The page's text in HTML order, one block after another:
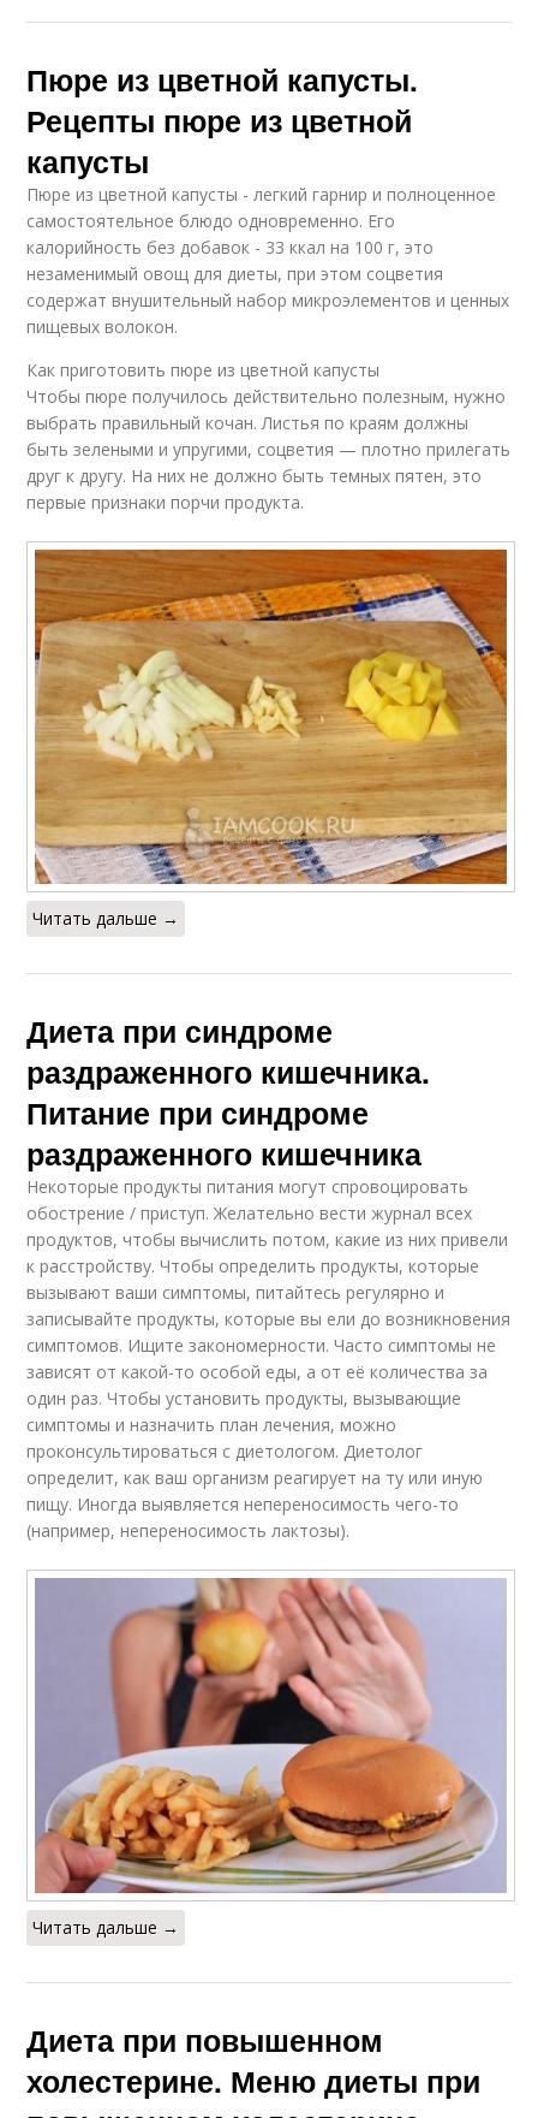
Пюре из цветной капусты.
Рецепты пюре из цветной
капусты
Пюре из цветной капусты - легкий гарнир и полноценное
самостоятельное блюдо одновременно. Его
калорийность без добавок - 33 ккал на 100 г, это
незаменимый овощ для диеты, при этом соцветия
содержат внушительный набор микроэлементов и ценных
пищевых волокон.
Как приготовить пюре из цветной капусты
Чтобы пюре получилось действительно полезным, нужно
выбрать правильный кочан. Листья по краям должны
быть зелеными и упругими, соцветия — плотно прилегать
друг к другу. На них не должно быть темных пятен, это
первые признаки порчи продукта.
Читать дальше →
Диета при синдроме
раздраженного кишечника.
Питание при синдроме
раздраженного кишечника
Некоторые продукты питания могут спровоцировать
обострение / приступ. Желательно вести журнал всех
продуктов, чтобы вычислить потом, какие из них привели
к расстройству. Чтобы определить продукты, которые
вызывают ваши симптомы, питайтесь регулярно и
записывайте продукты, которые вы ели до возникновения
симптомов. Ищите закономерности. Часто симптомы не
зависят от какой-то особой еды, а от её количества за
один раз. Чтобы установить продукты, вызывающие
симптомы и назначить план лечения, можно
проконсультироваться с диетологом. Диетолог
определит, как ваш организм реагирует на ту или иную
пищу. Иногда выявляется непереносимость чего-то
(например, непереносимость лактозы).
Читать дальше →
Диета при повышенном
холестерине. Меню диеты при